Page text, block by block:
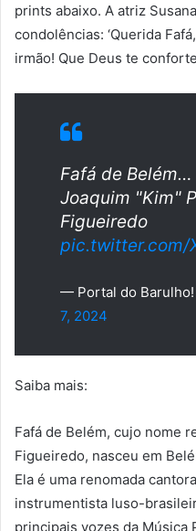
prints abaixo. A atriz
condolências: ‘Querida
irmão! Que Deus te
Fafá de
Joaquim "Kim"
Figueiredo
pic.twitter.com/
— Portal do
7, 2024
Saiba mais:
Fafá de Belém, cujo nome
Figueiredo, nasceu em
Ela é uma renomada
instrumentista luso-
principais vozes da Música